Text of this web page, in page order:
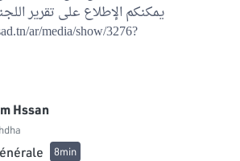
يمكنكم الإطلاع على تقرير
ar/media/show/3276?
Hssan
8min
Ayari
Aloui
Al Karama